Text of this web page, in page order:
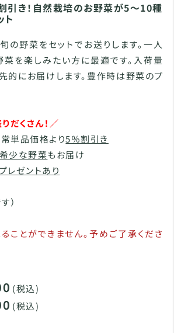
引き！自然栽培のお野菜が5～10種
ト
の野菜をセットでお送りします。一人
菜を楽しみたい方に最適です。入荷量
的にお届けします。豊作時は野菜のプ
だくさん！／
単品価格より5％割引き
希少な野菜もお届け
プレゼントあり
）
とができません。予めご了承くださ
(税込)
(税込)